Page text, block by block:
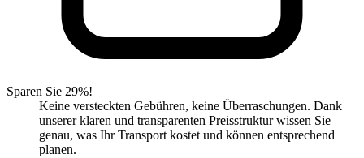
Sparen Sie 29%!
Keine versteckten Gebühren, keine Überraschungen. Dank
unserer klaren und transparenten Preisstruktur wissen Sie
genau, was Ihr Transport kostet und können entsprechend
planen.